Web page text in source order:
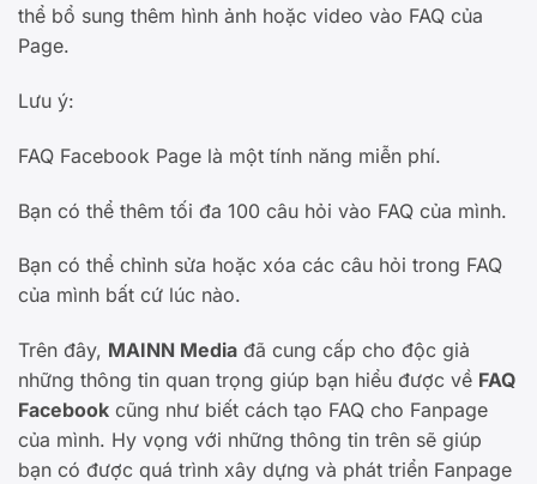
thể bổ sung thêm hình ảnh hoặc video vào FAQ của
Page.
Lưu ý:
FAQ Facebook Page là một tính năng miễn phí.
Bạn có thể thêm tối đa 100 câu hỏi vào FAQ của mình.
Bạn có thể chỉnh sửa hoặc xóa các câu hỏi trong FAQ
của mình bất cứ lúc nào.
Trên đây, MAINN Media đã cung cấp cho độc giả
những thông tin quan trọng giúp bạn hiểu được về FAQ
Facebook cũng như biết cách tạo FAQ cho Fanpage
của mình. Hy vọng với những thông tin trên sẽ giúp
bạn có được quá trình xây dựng và phát triển Fanpage